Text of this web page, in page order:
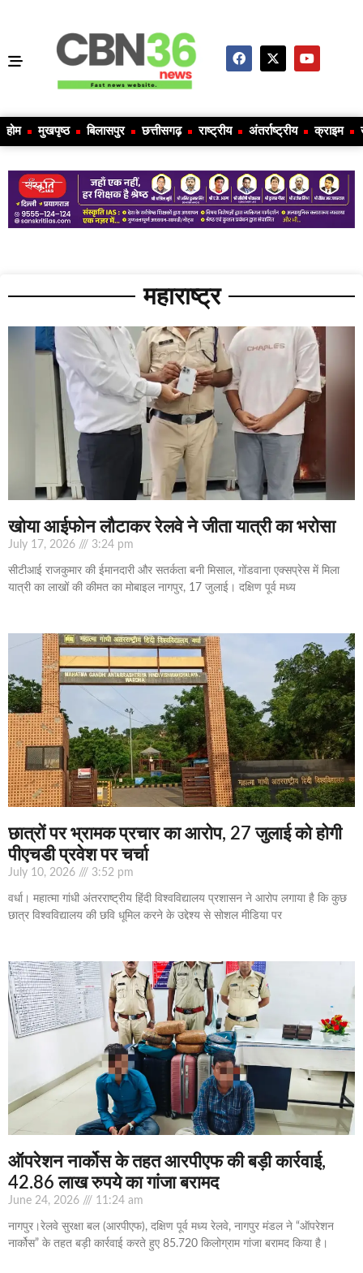
होम मुखपृष्ठ बिलासपुर छत्तीसगढ़ राष्ट्रीय अंतर्राष्ट्रीय क्राइम
महाराष्ट्र
खोया आईफोन लौटाकर रेलवे ने जीता यात्री का भरोसा
July 17, 2026 3:24 pm
सीटीआई राजकुमार की ईमानदारी और सतर्कता बनी मिसाल, गोंडवाना एक्सप्रेस में मिला
यात्री का लाखों की कीमत का मोबाइल नागपुर, 17 जुलाई। दक्षिण पूर्व मध्य
छात्रों पर भ्रामक प्रचार का आरोप, 27 जुलाई को होगी
पीएचडी प्रवेश पर चर्चा
July 10, 2026 3:52 pm
वर्धा। महात्मा गांधी अंतरराष्ट्रीय हिंदी विश्वविद्यालय प्रशासन ने आरोप लगाया है कि कुछ
छात्र विश्वविद्यालय की छवि धूमिल करने के उद्देश्य से सोशल मीडिया पर
ऑपरेशन नार्कोस के तहत आरपीएफ की बड़ी कार्रवाई,
42.86 लाख रुपये का गांजा बरामद
June 24, 2026 11:24 am
नागपुर।रेलवे सुरक्षा बल (आरपीएफ), दक्षिण पूर्व मध्य रेलवे, नागपुर मंडल ने “ऑपरेशन
नार्कोस” के तहत बड़ी कार्रवाई करते हुए 85.720 किलोग्राम गांजा बरामद किया है।